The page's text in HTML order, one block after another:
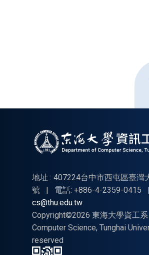
地址 : 407224台中市西屯區臺灣
號
| 電話: +886-4-2359-0415 |
cs@thu.edu.tw
Copyright©2026 東海大學資工
Computer Science, Tunghai
reserved